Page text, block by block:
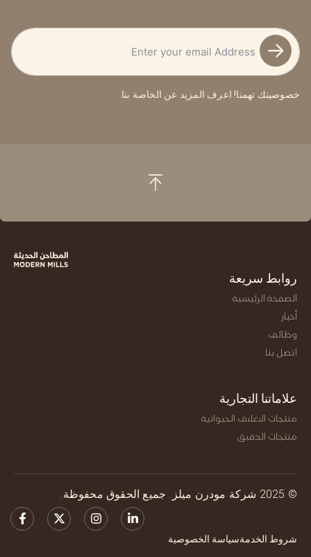
خصوصيتك تهمنا! اعرف المزيد عن الخاصة بنا.
روابط سريعة
الصفحة الرئيسية
أخبار
وظائف
اتصل بنا
علاماتنا التجارية
منتجات الاعلاف الحيوانية
منتجات الدقيق
© 2025 شركة مودرن ميلز. جميع الحقوق محفوظة.
شروط الخدمةسياسة الخصوصية